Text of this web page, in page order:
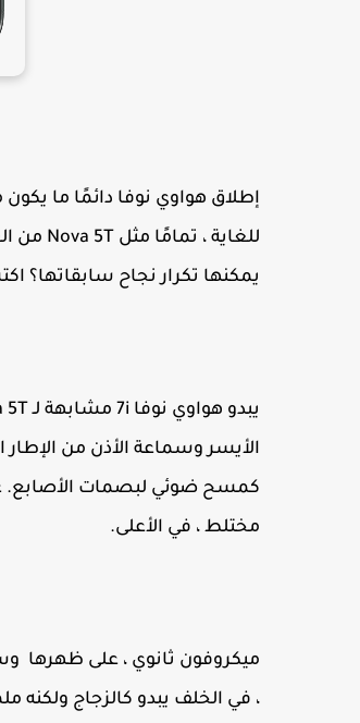
إطلاق هواوي نوفا دائمًا ما
يمكنها تكرار نجاح سابقاتها؟
الأيسر وسماعة الأذن من
مختلط ، في الأعلى.
ميكروفون ثانوي ، على ظهرها